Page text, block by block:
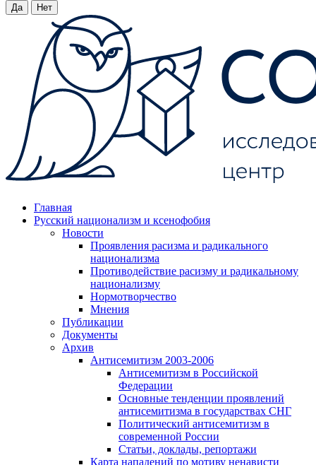
Да Нет
Главная
Русский национализм и ксенофобия
Новости
Проявления расизма и радикального
национализма
Противодействие расизму и радикальному
национализму
Нормотворчество
Мнения
Публикации
Документы
Архив
Антисемитизм 2003-2006
Антисемитизм в Российской
Федерации
Основные тенденции проявлений
антисемитизма в государствах СНГ
Политический антисемитизм в
современной России
Статьи, доклады, репортажи
Карта нападений по мотиву ненависти